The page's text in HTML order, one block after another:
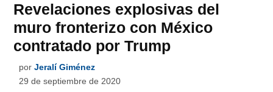
Revelaciones explosivas del
muro fronterizo con México
contratado por Trump
por Jeralí Giménez
29 de septiembre de 2020